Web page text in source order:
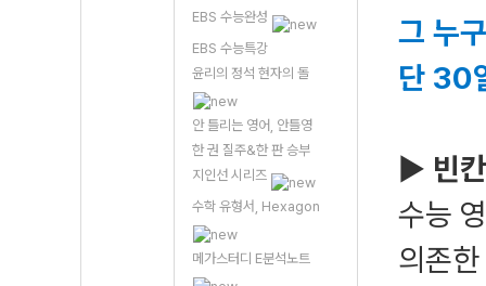
EBS 수능완성
EBS 수능특강
윤리의 정석 현자의 돌
안 틀리는 영어, 안틀영
한 권 질주&한 판 승부
지인선 시리즈
수학 유형서, Hexagon
메가스터디 E분석노트
그 누
단 30
▶ 빈
수능
의존